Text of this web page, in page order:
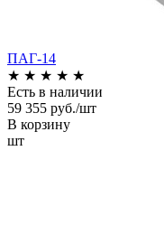
ПАГ-14
★ ★ ★ ★ ★
Есть в наличии
59 355 руб./шт
В корзину
шт